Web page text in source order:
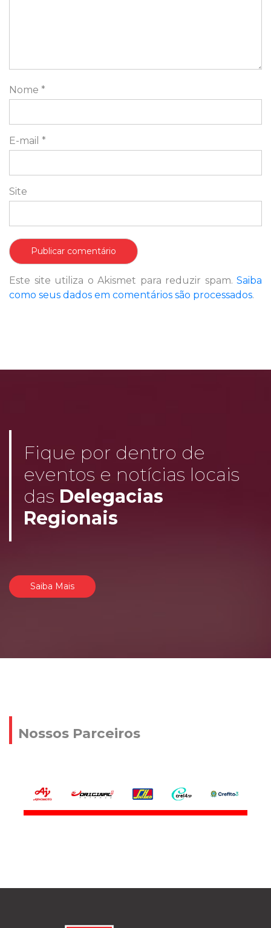
Nome *
E-mail *
Site
Este site utiliza o Akismet para reduzir spam. Saiba
como seus dados em comentários são processados.
Fique por dentro de
eventos e notícias locais
das Delegacias
Regionais
Saiba Mais
Nossos Parceiros